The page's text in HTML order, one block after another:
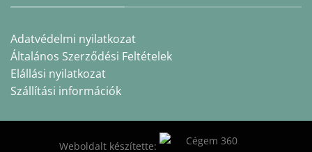
Adatvédelmi nyilatkozat
Általános Szerződési Feltételek
Elállási nyilatkozat
Szállítási információk
Weboldalt készítette: